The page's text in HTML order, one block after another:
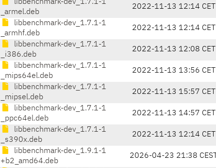
libbenchmark-dev_1.7.1-1
_armel.deb
2022-11-13 12:14 CET
libbenchmark-dev_1.7.1-1
_armhf.deb
2022-11-13 12:14 CET
libbenchmark-dev_1.7.1-1
_i386.deb
2022-11-13 12:08 CET
libbenchmark-dev_1.7.1-1
_mips64el.deb
2022-11-13 13:56 CET
libbenchmark-dev_1.7.1-1
_mipsel.deb
2022-11-13 15:57 CET
libbenchmark-dev_1.7.1-1
_ppc64el.deb
2022-11-13 14:57 CET
libbenchmark-dev_1.7.1-1
_s390x.deb
2022-11-13 12:14 CET
libbenchmark-dev_1.9.1-1
+b2_amd64.deb
2026-04-23 21:38 CEST